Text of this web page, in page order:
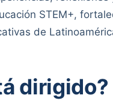
STEM+,
de
dirigido?